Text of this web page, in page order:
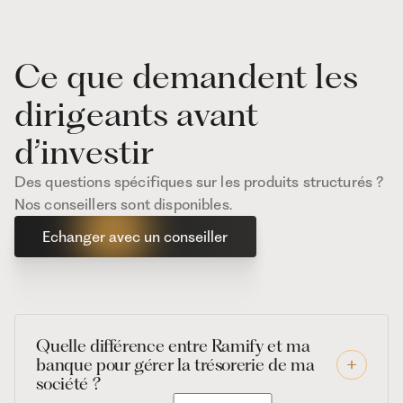
Ce que demandent les
dirigeants avant
d’investir
Des questions spécifiques sur les produits structurés ?
Nos conseillers sont disponibles.
Echanger avec un conseiller
Quelle différence entre Ramify et ma
banque pour gérer la trésorerie de ma
société ?